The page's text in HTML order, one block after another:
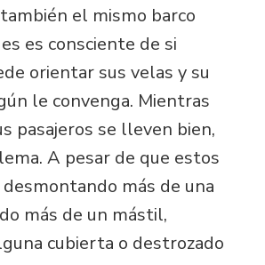
el mismo barco
es consciente de si
orientar sus velas y su
le convenga. Mientras
pasajeros se lleven bien,
A pesar de que estos
más de una
más de un mástil,
cubierta o destrozado